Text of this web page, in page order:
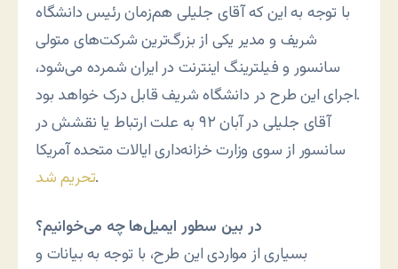
با توجه به این که آقای جلیلی هم‌زمان رئیس دانشگاه
شریف و مدیر یکی از بزرگ‌ترین شرکت‌های متولی
سانسور و فیلترینگ اینترنت در ایران شمرده می‌شود،
اجرای این طرح در دانشگاه شریف قابل درک خواهد بود.
آقای جلیلی در آبان ۹۲ به علت ارتباط یا نقشش در
سانسور از سوی وزارت خزانه‌داری ایالات متحده آمریکا
تحریم شد.
در بین سطور ایمیل‌ها چه می‌خوانیم؟
بسیاری از مواردی این طرح، با توجه به بیانات و